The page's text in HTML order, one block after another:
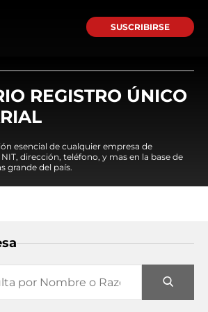
SUSCRIBIRSE
REGISTRO ÚNICO
esencial de cualquier empresa de
dirección, teléfono, y mas en la base de
grande del país.